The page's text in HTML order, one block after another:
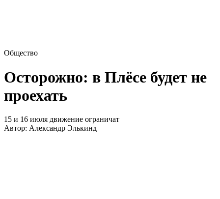
Общество
Осторожно: в Плёсе будет не
проехать
15 и 16 июля движение ограничат
Автор: Александр Элькинд